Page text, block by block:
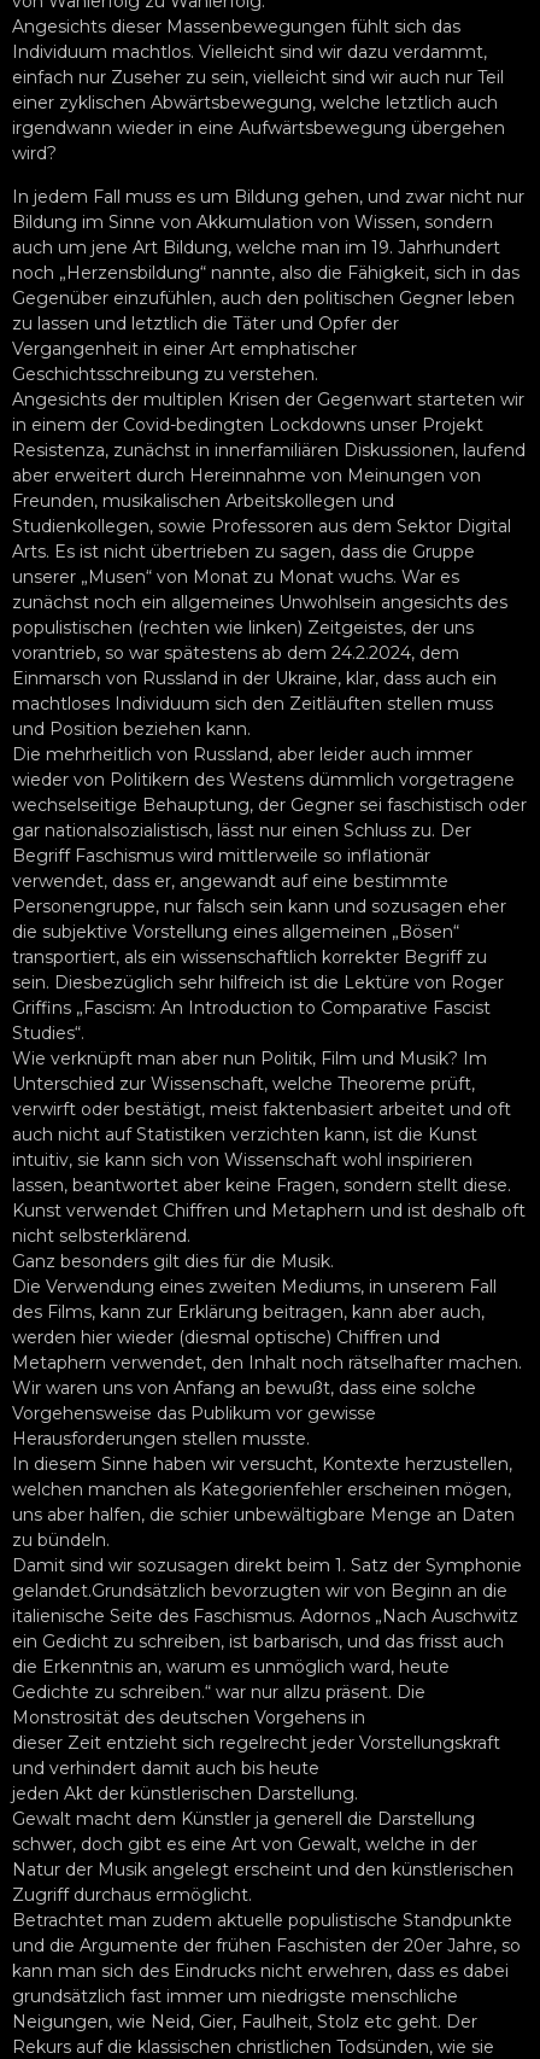
Angesichts dieser Massenbewegungen fühlt sich das
Individuum machtlos. Vielleicht sind wir dazu verdammt,
einfach nur Zuseher zu sein, vielleicht sind wir auch nur Teil
einer zyklischen Abwärtsbewegung, welche letztlich auch
irgendwann wieder in eine Aufwärtsbewegung übergehen
wird?
In jedem Fall muss es um Bildung gehen, und zwar nicht nur
Bildung im Sinne von Akkumulation von Wissen, sondern
auch um jene Art Bildung, welche man im 19. Jahrhundert
noch „Herzensbildung“ nannte, also die Fähigkeit, sich in das
Gegenüber einzufühlen, auch den politischen Gegner leben
zu lassen und letztlich die Täter und Opfer der
Vergangenheit in einer Art emphatischer
Geschichtsschreibung zu verstehen.
Angesichts der multiplen Krisen der Gegenwart starteten wir
in einem der Covid-bedingten Lockdowns unser Projekt
Resistenza, zunächst in innerfamiliären Diskussionen, laufend
aber erweitert durch Hereinnahme von Meinungen von
Freunden, musikalischen Arbeitskollegen und
Studienkollegen, sowie Professoren aus dem Sektor Digital
Arts. Es ist nicht übertrieben zu sagen, dass die Gruppe
unserer „Musen“ von Monat zu Monat wuchs. War es
zunächst noch ein allgemeines Unwohlsein angesichts des
populistischen (rechten wie linken) Zeitgeistes, der uns
vorantrieb, so war spätestens ab dem 24.2.2024, dem
Einmarsch von Russland in der Ukraine, klar, dass auch ein
machtloses Individuum sich den Zeitläuften stellen muss
und Position beziehen kann.
Die mehrheitlich von Russland, aber leider auch immer
wieder von Politikern des Westens dümmlich vorgetragene
wechselseitige Behauptung, der Gegner sei faschistisch oder
gar nationalsozialistisch, lässt nur einen Schluss zu. Der
Begriff Faschismus wird mittlerweile so inflationär
verwendet, dass er, angewandt auf eine bestimmte
Personengruppe, nur falsch sein kann und sozusagen eher
die subjektive Vorstellung eines allgemeinen „Bösen“
transportiert, als ein wissenschaftlich korrekter Begriff zu
sein. Diesbezüglich sehr hilfreich ist die Lektüre von Roger
Griffins „Fascism: An Introduction to Comparative Fascist
Studies“.
Wie verknüpft man aber nun Politik, Film und Musik? Im
Unterschied zur Wissenschaft, welche Theoreme prüft,
verwirft oder bestätigt, meist faktenbasiert arbeitet und oft
auch nicht auf Statistiken verzichten kann, ist die Kunst
intuitiv, sie kann sich von Wissenschaft wohl inspirieren
lassen, beantwortet aber keine Fragen, sondern stellt diese.
Kunst verwendet Chiffren und Metaphern und ist deshalb oft
nicht selbsterklärend.
Ganz besonders gilt dies für die Musik.
Die Verwendung eines zweiten Mediums, in unserem Fall
des Films, kann zur Erklärung beitragen, kann aber auch,
werden hier wieder (diesmal optische) Chiffren und
Metaphern verwendet, den Inhalt noch rätselhafter machen.
Wir waren uns von Anfang an bewußt, dass eine solche
Vorgehensweise das Publikum vor gewisse
Herausforderungen stellen musste.
In diesem Sinne haben wir versucht, Kontexte herzustellen,
welchen manchen als Kategorienfehler erscheinen mögen,
uns aber halfen, die schier unbewältigbare Menge an Daten
zu bündeln.
Damit sind wir sozusagen direkt beim 1. Satz der Symphonie
gelandet.Grundsätzlich bevorzugten wir von Beginn an die
italienische Seite des Faschismus. Adornos „Nach Auschwitz
ein Gedicht zu schreiben, ist barbarisch, und das frisst auch
die Erkenntnis an, warum es unmöglich ward, heute
Gedichte zu schreiben.“ war nur allzu präsent. Die
Monstrosität des deutschen Vorgehens in
dieser Zeit entzieht sich regelrecht jeder Vorstellungskraft
und verhindert damit auch bis heute
jeden Akt der künstlerischen Darstellung.
Gewalt macht dem Künstler ja generell die Darstellung
schwer, doch gibt es eine Art von Gewalt, welche in der
Natur der Musik angelegt erscheint und den künstlerischen
Zugriff durchaus ermöglicht.
Betrachtet man zudem aktuelle populistische Standpunkte
und die Argumente der frühen Faschisten der 20er Jahre, so
kann man sich des Eindrucks nicht erwehren, dass es dabei
grundsätzlich fast immer um niedrigste menschliche
Neigungen, wie Neid, Gier, Faulheit, Stolz etc geht. Der
Rekurs auf die klassischen christlichen Todsünden, wie sie